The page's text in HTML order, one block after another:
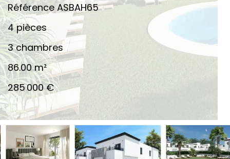
RéférenceASBAH65
4 pièces
3 chambres
86.00m²
285 000 €